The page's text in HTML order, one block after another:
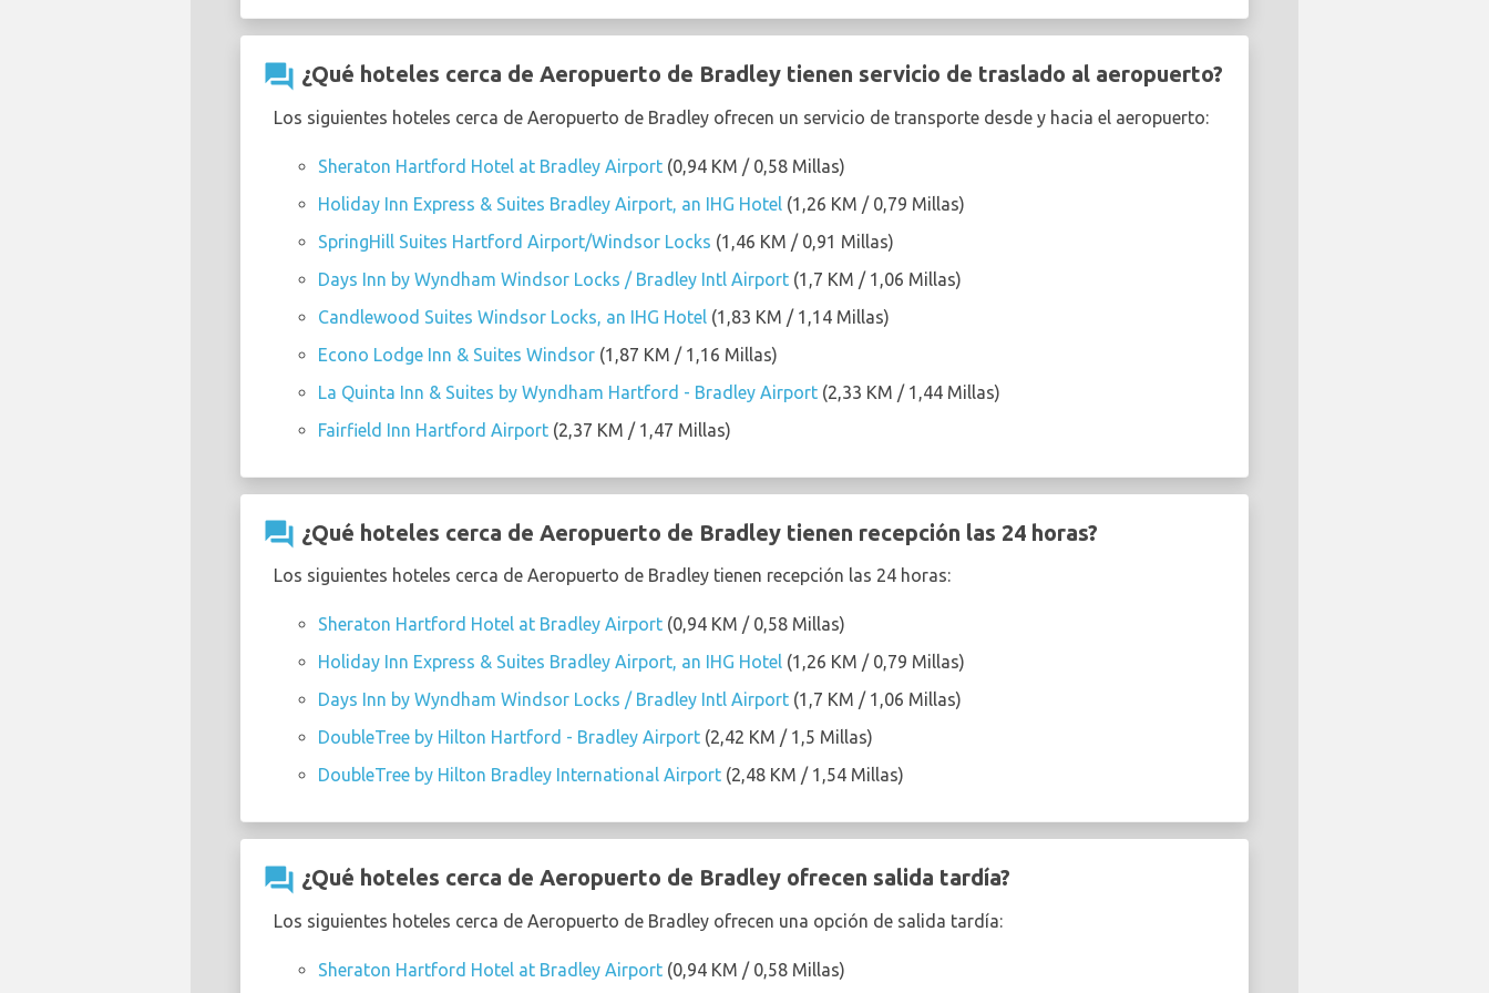
question_answer ¿Qué hoteles cerca de Aeropuerto de Bradley tienen servicio de traslado al aeropuerto?
Los siguientes hoteles cerca de Aeropuerto de Bradley ofrecen un servicio de transporte desde y hacia el aeropuerto:
Sheraton Hartford Hotel at Bradley Airport (0,94 KM / 0,58 Millas)
Holiday Inn Express & Suites Bradley Airport, an IHG Hotel (1,26 KM / 0,79 Millas)
SpringHill Suites Hartford Airport/Windsor Locks (1,46 KM / 0,91 Millas)
Days Inn by Wyndham Windsor Locks / Bradley Intl Airport (1,7 KM / 1,06 Millas)
Candlewood Suites Windsor Locks, an IHG Hotel (1,83 KM / 1,14 Millas)
Econo Lodge Inn & Suites Windsor (1,87 KM / 1,16 Millas)
La Quinta Inn & Suites by Wyndham Hartford - Bradley Airport (2,33 KM / 1,44 Millas)
Fairfield Inn Hartford Airport (2,37 KM / 1,47 Millas)
question_answer ¿Qué hoteles cerca de Aeropuerto de Bradley tienen recepción las 24 horas?
Los siguientes hoteles cerca de Aeropuerto de Bradley tienen recepción las 24 horas:
Sheraton Hartford Hotel at Bradley Airport (0,94 KM / 0,58 Millas)
Holiday Inn Express & Suites Bradley Airport, an IHG Hotel (1,26 KM / 0,79 Millas)
Days Inn by Wyndham Windsor Locks / Bradley Intl Airport (1,7 KM / 1,06 Millas)
DoubleTree by Hilton Hartford - Bradley Airport (2,42 KM / 1,5 Millas)
DoubleTree by Hilton Bradley International Airport (2,48 KM / 1,54 Millas)
question_answer ¿Qué hoteles cerca de Aeropuerto de Bradley ofrecen salida tardía?
Los siguientes hoteles cerca de Aeropuerto de Bradley ofrecen una opción de salida tardía:
Sheraton Hartford Hotel at Bradley Airport (0,94 KM / 0,58 Millas)